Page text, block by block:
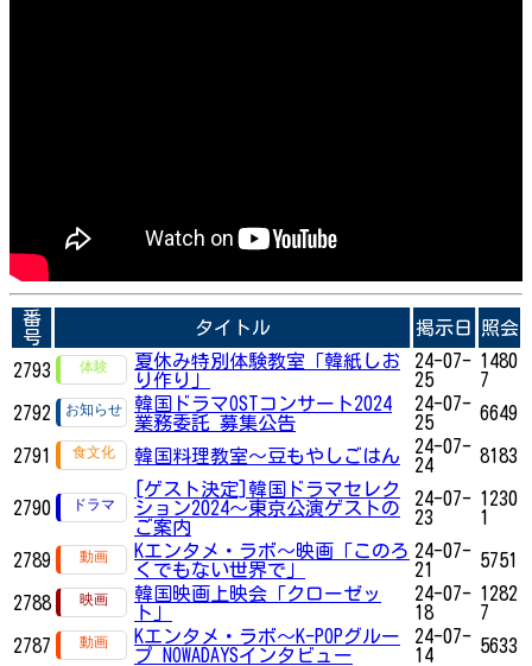
番
号
タイトル 掲示日 照会
2793
夏休み特別体験教室「韓紙しお
り作り」
24-07-
25
1480
7
2792
韓国ドラマOSTコンサート2024
業務委託 募集公告
24-07-
25
6649
2791 韓国料理教室～豆もやしごはん
24-07-
24
8183
2790
[ゲスト決定]韓国ドラマセレク
ション2024～東京公演ゲストの
ご案内
24-07-
23
1230
1
2789
Kエンタメ・ラボ～映画「このろ
くでもない世界で」
24-07-
21
5751
2788
韓国映画上映会「クローゼッ
ト」
24-07-
18
1282
7
2787
Kエンタメ・ラボ～K-POPグルー
プ NOWADAYSインタビュー
24-07-
14
5633